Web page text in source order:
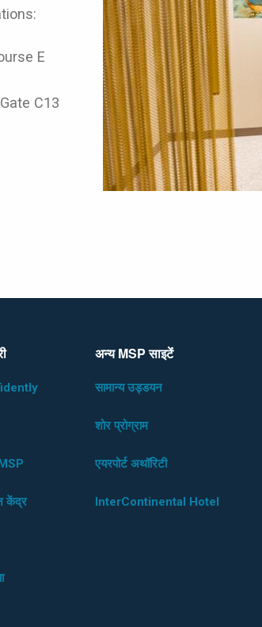
E
C13
केंद्र
अन्य MSP साइटेंं
सामान्य उड्डयन
शोर प्रोग्राम
एयरपोर्ट अथॉरिटी
InterContinental Hotel